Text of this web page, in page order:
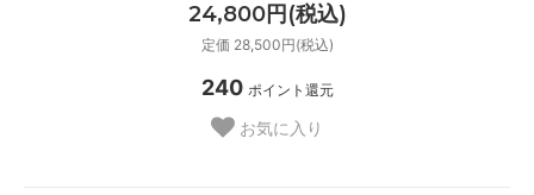
24,800円(税込)
定価 28,500円(税込)
240 ポイント還元
お気に入り